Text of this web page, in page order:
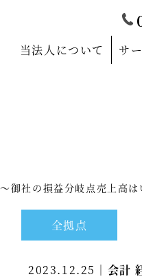
当法人について
サ
経営コンサルテ
事業承継の専門家
税務調査の専門家
医療業界の専門
～御社の損益分岐点売上高
全拠点
2023.12.25｜ 会計